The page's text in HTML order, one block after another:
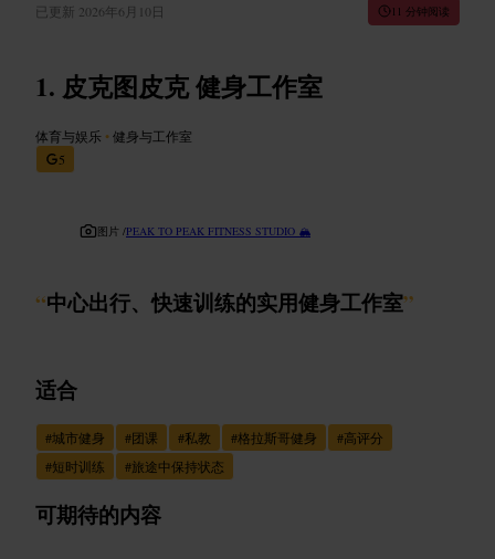
已更新 2026年6月10日 11 分钟阅读
皮克图皮克 健身工作室
体育与娱乐 •健身与工作室
5
图片 /PEAK TO PEAK FITNESS STUDIO 🏔
“中心出行、快速训练的实用健身工作室”
适合
#城市健身 #团课 #私教 #格拉斯哥健身 #高评分
#短时训练 #旅途中保持状态
可期待的内容